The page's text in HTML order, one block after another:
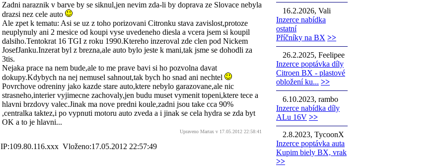
Zadni naraznik v barve by se siknul,jen nevim zda-li by doprava ze Slovace nebyla
drazsi nez cele auto
Ale zpet k tematu: Asi se uz z toho porizovani Citronku stava zavislost,protoze
neuplynuly ani 2 mesice od koupi vyse uvedeneho diesla a vcera jsem si koupil
dalsiho.Tentokrat 16 TGI z roku 1990.Ktereho inzeroval zde clen pod Nickem
JosefJanku.Inzerat byl z brezna,ale auto bylo jeste k mani,tak jsme se dohodli za
3tis.
Nejaka prace na nem bude,ale to me prave bavi si ho pozvolna davat
dokupy.Kdybych na nej nemusel sahnout,tak bych ho snad ani nechtel
Povrchove odreniny jako kazde stare auto,ktere nebylo garazovane,ale nic
strasneho,interier vyjimecne zachovaly,jen budu muset vymenit topeni,ktere tece a
hlavni brzdovy valec.Jinak ma nove predni koule,zadni jsou take cca 90%
,centralka taktez,i po vypnuti motoru auto zveda a i jinak se cela hydra se zda byt
OK a to je hlavni...
Upraveno Martax v 17.05.2012 22:58:41
IP:109.80.116.xxx Vloženo:17.05.2012 22:57:49
16.2.2026, Vali
Inzerce nabídka
ostatní
Příčníky na BX >>
26.2.2025, Feelipee
Inzerce poptávka díly
Citroen BX - plastové
obložení ku... >>
6.10.2023, rambo
Inzerce nabídka díly
ALu 16V >>
2.8.2023, TycoonX
Inzerce poptávka auta
Kupim biely BX, vrak
>>